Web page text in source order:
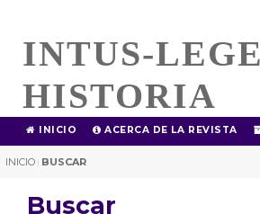
INTUS-
HISTORIA
INICIO ACERCA DE LA REVISTA
INICIO | BUSCAR
Buscar